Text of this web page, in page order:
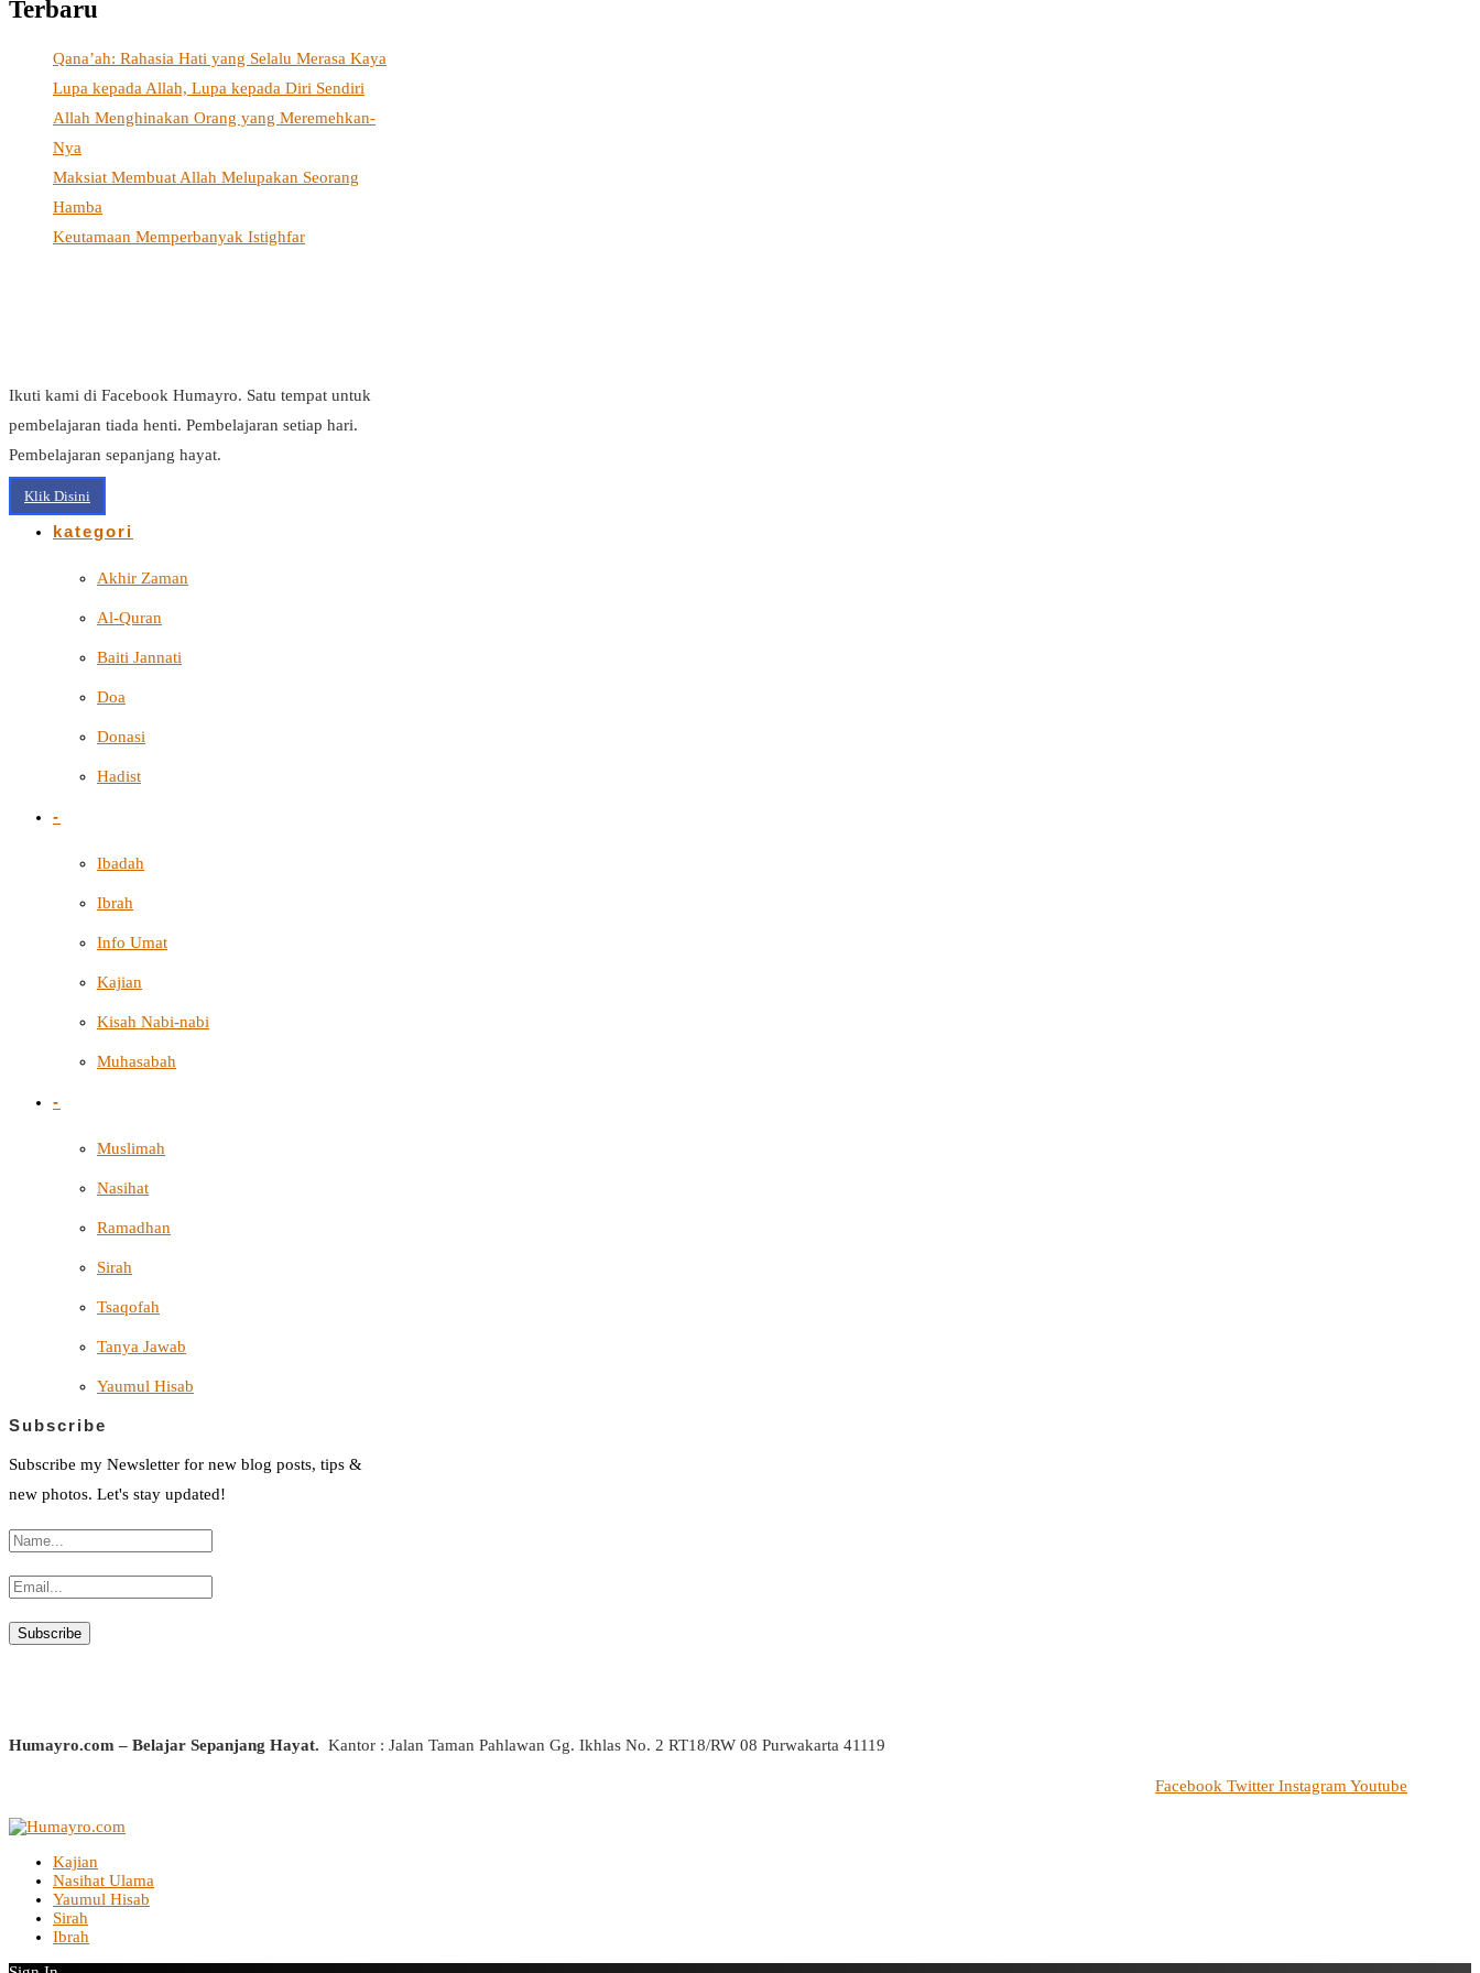
Terbaru
Qana’ah: Rahasia Hati yang Selalu Merasa Kaya
Lupa kepada Allah, Lupa kepada Diri Sendiri
Allah Menghinakan Orang yang Meremehkan-
Nya
Maksiat Membuat Allah Melupakan Seorang
Hamba
Keutamaan Memperbanyak Istighfar
Ikuti kami di Facebook Humayro. Satu tempat untuk
pembelajaran tiada henti. Pembelajaran setiap hari.
Pembelajaran sepanjang hayat.
Klik Disini
kategori
Akhir Zaman
Al-Quran
Baiti Jannati
Doa
Donasi
Hadist
-
Ibadah
Ibrah
Info Umat
Kajian
Kisah Nabi-nabi
Muhasabah
-
Muslimah
Nasihat
Ramadhan
Sirah
Tsaqofah
Tanya Jawab
Yaumul Hisab
Subscribe
Subscribe my Newsletter for new blog posts, tips &
new photos. Let's stay updated!
Humayro.com – Belajar Sepanjang Hayat. Kantor : Jalan Taman Pahlawan Gg. Ikhlas No. 2 RT18/RW 08 Purwakarta 41119
Facebook Twitter InstagramYoutube
Kajian
Nasihat Ulama
Yaumul Hisab
Sirah
Ibrah